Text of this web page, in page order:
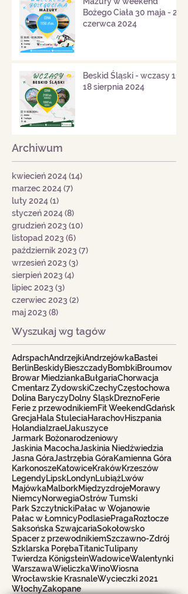
Bożego Ciała 30 maja - 2
czerwca 2024
Beskid Śląski - wczasy 11-
18 sierpnia 2024
Archiwum
kwiecień 2024(14)
marzec 2024(7)
luty 2024(1)
styczeń 2024(8)
grudzień 2023 (10)
listopad 2023 (6)
październik 2023 (7)
wrzesień 2023 (3)
sierpień 2023 (4)
lipiec 2023 (3)
czerwiec 2023 (2)
maj 2023 (8)
Wyszukaj wg tagów
AdrspachAndrzejkiAndrzejówkaBastei
BerlinBeskidyBieszczadyBombkiBroumov
Browar MiedziankaBułgariaChorwacja
Cmentarz ŻydowskiCzechyCzęstochowa
Dolina BaryczyDolny ŚląskDreznoFerie
Ferie z przewodnikiemFit WeekendGdańsk
GrecjaHala StuleciaHarachovHiszpania
HolandiaIzraelJakuszyce
Jarmark Bożonarodzeniowy
Jaskinia MacochaJaskinia Niedźwiedzia
Jasna GóraJastrzębia GóraKamienna Góra
KarkonoszeKatowiceKrakówKrzeszów
LegendyLipskLondynLubiążLwów
MajówkaMalborkMiędzyzdrojeMorawy
NiemcyNorwegiaOstrów Tumski
Park SzczytnickiPałac w Wojanowie
Pałac w ŁomnicyPodlasiePragaRoztocze
Saksońska SzwajcariaSokołowsko
Spacer z przewodnikiemSzczawno-Zdrój
Szklarska PorębaTitanicTulipany
Twierdza KönigsteinWadowiceWalentynki
WarszawaWieliczkaWinoWiosna
Wrocławskie KrasnaleWycieczki 2021
WłochyZakopane